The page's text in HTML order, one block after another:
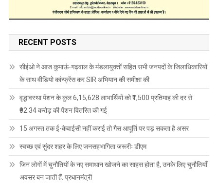
RECENT POSTS
सीईओ ने आज कुमाऊं-गढ़वाल के मंडलायुक्तों सहित सभी जनपदों के जिलाधिकारियों
के साथ वीडियो कांन्फ्रेंस कर SIR अभियान की समीक्षा की
वृद्धावस्था पेंशन के कुल 6,15,628 लाभार्थियों को ₹1,500 प्रतिमाह की दर से
₹92.34 करोड़ की पेंशन वितरित की गई
15 अगस्त तक ई-केवाईसी नहीं कराई तो गैस आपूर्ति पर पड़ सकता है असर
स्वच्छ एवं सुंदर शहर के लिए जनसहभागिता जरूरीः डीएम
जिन लोगों में चुनौतियों के नए समाधान खोजने का साहस होता है, उनके लिए चुनौतियाँ
अवसर बन जाती हैं: प्रधानमंत्री